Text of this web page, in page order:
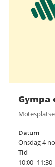
Gympa
Datum
Onsdag 4
Tid
10:00–11:30